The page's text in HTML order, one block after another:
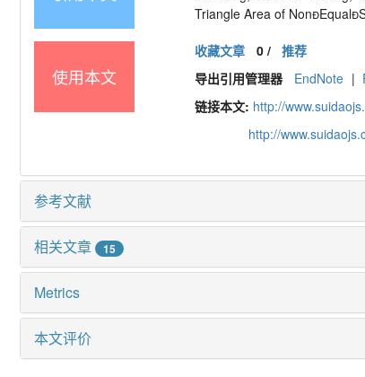
Triangle Area of NonEqual
使用本文
收藏文章 0/ 推荐
导出引用管理器
EndNote |
链接本文: http://
http://
参考文献
相关文章 15
Metrics
本文评价